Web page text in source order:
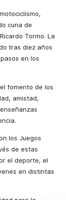
cuna de
Tormo. La
tras diez años
en los
fomento de los
amistad,
los Juegos
de estas
el deporte, el
en distintas